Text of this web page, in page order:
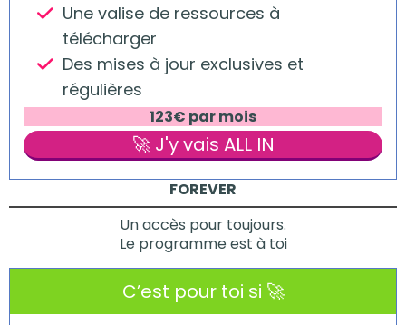
Une valise de ressources à
télécharger
Des mises à jour exclusives et
régulières
123€ par mois
🚀​ J'y vais ALL IN
FOREVER
Un accès pour toujours.
Le programme est à toi
C’est pour toi si 🚀​